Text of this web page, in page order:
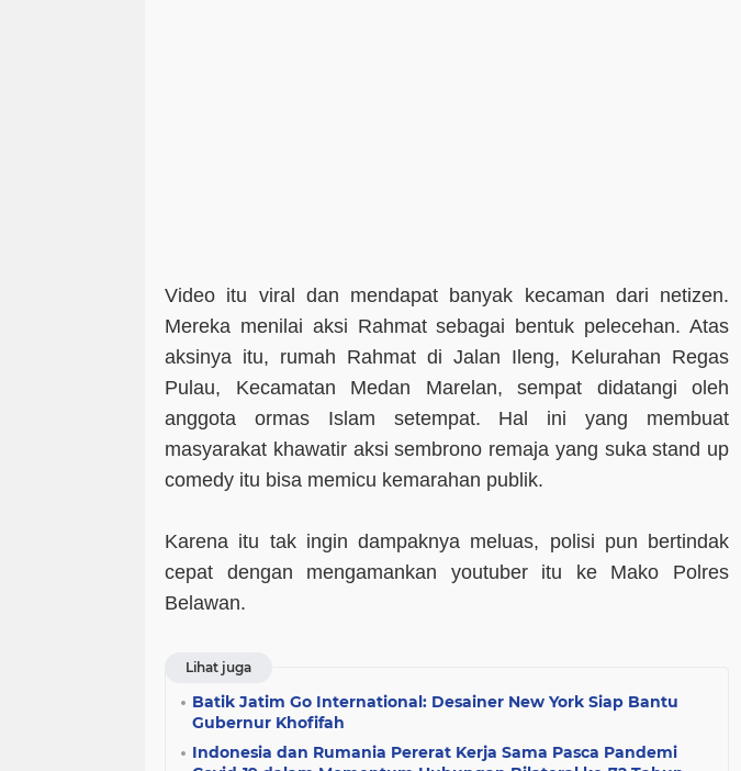
Video itu viral dan mendapat banyak kecaman dari netizen.
Mereka menilai aksi Rahmat sebagai bentuk pelecehan. Atas
aksinya itu, rumah Rahmat di Jalan Ileng, Kelurahan Regas
Pulau, Kecamatan Medan Marelan, sempat didatangi oleh
anggota ormas Islam setempat. Hal ini yang membuat
masyarakat khawatir aksi sembrono remaja yang suka stand up
comedy itu bisa memicu kemarahan publik.
Karena itu tak ingin dampaknya meluas, polisi pun bertindak
cepat dengan mengamankan youtuber itu ke Mako Polres
Belawan.
Lihat juga
Batik Jatim Go International: Desainer New York Siap Bantu
Gubernur Khofifah
Indonesia dan Rumania Pererat Kerja Sama Pasca Pandemi